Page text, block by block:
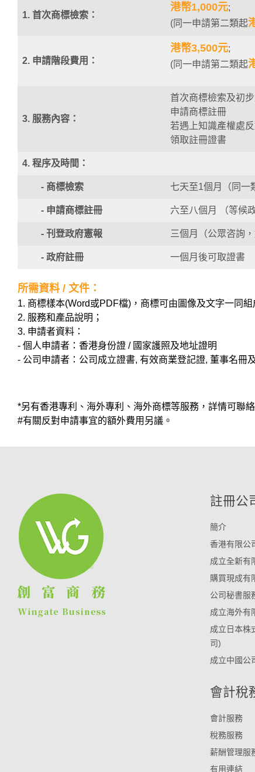
1. 首次商標檢索：
港幣1,000元;
(同一申請第二類起
2. 申請階段費用：
港幣3,500元;
(同一申請第二類起
3. 服務內容：
首次商標檢索及初
申請商標註冊
若遇上知識產權處
領取註冊證書
4. 程序及時間：
- 商標檢索 七天至1個月（同一
- 申請商標註冊 六至八個月 （等候
- 刊登政府憲報 三個月（公眾咨詢
- 政府註冊 一個月後可取證書
所需資料 / 文件：
1. 商標樣本(Word或PDF檔)，商標可由圖像及文字一同組
2. 服務和產品說明；
3. 申請者資料：
- 個人申請者：香港身份證 / 國家護照及地址證明
- 公司申請者：公司成立證書, 有效商業登記證, 董事名冊
*另有香港專利、海外專利、海外商標等服務，詳情可聯絡
#有關反對申請事宜的額外費用另議。
註冊公
簡介
香港有限公
成立全新有
購買現成有
公司秘書服
成立海外有
成立日本株
司)
成立中國公
會計稅
會計服務
稅務服務
薪酬管理服
有用連結